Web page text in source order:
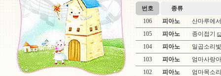
번호
종류
106
피아노
산마루에서
105
피아노
종이접기
104
피아노
일곱소리
103
피아노
엄마사랑
102
피아노
엄마목소리